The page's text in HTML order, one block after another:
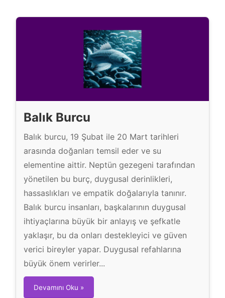
Balık Burcu
Balık burcu, 19 Şubat ile 20 Mart tarihleri
arasında doğanları temsil eder ve su
elementine aittir. Neptün gezegeni tarafından
yönetilen bu burç, duygusal derinlikleri,
hassaslıkları ve empatik doğalarıyla tanınır.
Balık burcu insanları, başkalarının duygusal
ihtiyaçlarına büyük bir anlayış ve şefkatle
yaklaşır, bu da onları destekleyici ve güven
verici bireyler yapar. Duygusal refahlarına
büyük önem verirler...
Devamını Oku »B